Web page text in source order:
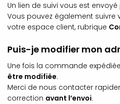
Un lien de suivi vous est
Vous pouvez également
votre espace client, rubrique
Puis-je modifier mon
Une fois la commande
être modifiée.
Merci de nous contacter
correction avant l’envoi.